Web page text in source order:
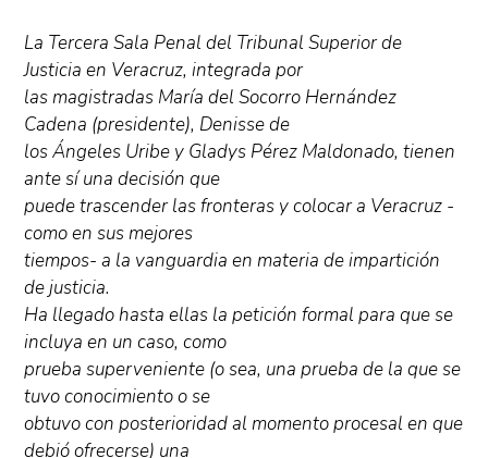
La Tercera Sala Penal del Tribunal Superior de
Justicia en Veracruz, integrada por
las magistradas María del Socorro Hernández
Cadena (presidente), Denisse de
los Ángeles Uribe y Gladys Pérez Maldonado, tienen
ante sí una decisión que
puede trascender las fronteras y colocar a Veracruz -
como en sus mejores
tiempos- a la vanguardia en materia de impartición
de justicia.
Ha llegado hasta ellas la petición formal para que se
incluya en un caso, como
prueba superveniente (o sea, una prueba de la que se
tuvo conocimiento o se
obtuvo con posterioridad al momento procesal en que
debió ofrecerse) una